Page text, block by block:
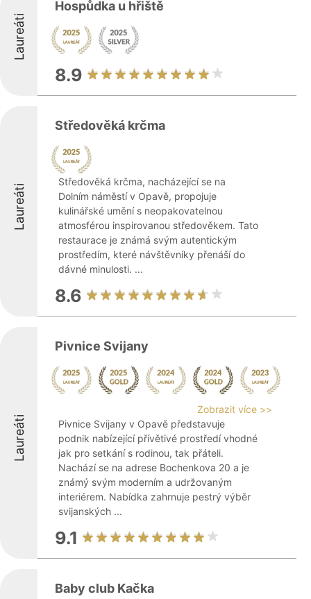
Laureáti
Hospůdka u hřiště
8.9
Laureáti
Středověká krčma
Středověká krčma, nacházející se na
Dolním náměstí v Opavě, propojuje
kulinářské umění s neopakovatelnou
atmosférou inspirovanou středověkem. Tato
restaurace je známá svým autentickým
prostředím, které návštěvníky přenáší do
dávné minulosti. ...
8.6
Laureáti
Pivnice Svijany
Zobrazit více >>
Pivnice Svijany v Opavě představuje
podnik nabízející přívětivé prostředí vhodné
jak pro setkání s rodinou, tak přáteli.
Nachází se na adrese Bochenkova 20 a je
známý svým moderním a udržovaným
interiérem. Nabídka zahrnuje pestrý výběr
svijanských ...
9.1
Baby club Kačka